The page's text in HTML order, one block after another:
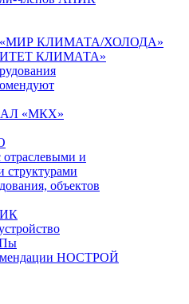
«МИР КЛИМАТА/ХОЛОДА»
КЛИМАТА»
«МКХ»
отраслевыми и
структурами
объектов
НОСТРОЙ